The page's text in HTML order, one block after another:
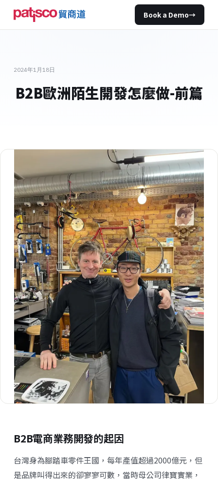
Book a Demo→
2024年1月18日
B2B歐洲陌生開發怎麼做-前篇
B2B電商業務開發的起因
台灣身為腳踏車零件王國，每年產值超過2000億元，但
是品牌叫得出來的卻寥寥可數，當時母公司律寶實業，